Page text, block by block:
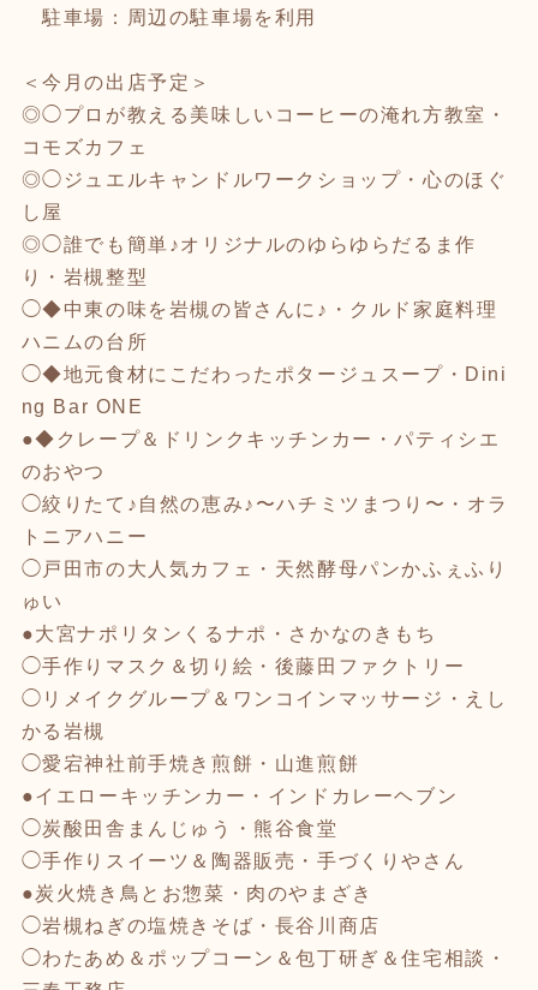
駐車場：周辺の駐車場を利用
＜今月の出店予定＞
◎◯プロが教える美味しいコーヒーの淹れ方教室・
コモズカフェ
◎◯ジュエルキャンドルワークショップ・心のほぐ
し屋
◎◯誰でも簡単♪オリジナルのゆらゆらだるま作
り・岩槻整型
◯◆中東の味を岩槻の皆さんに♪・クルド家庭料理
ハニムの台所
◯◆地元食材にこだわったポタージュスープ・Dini
ng Bar ONE
●◆クレープ＆ドリンクキッチンカー・パティシエ
のおやつ
◯絞りたて♪自然の恵み♪〜ハチミツまつり〜・オラ
トニアハニー
◯戸田市の大人気カフェ・天然酵母パンかふぇふり
ゅい
●大宮ナポリタンくるナポ・さかなのきもち
◯手作りマスク＆切り絵・後藤田ファクトリー
◯リメイクグループ＆ワンコインマッサージ・えし
かる岩槻
◯愛宕神社前手焼き煎餅・山進煎餅
●イエローキッチンカー・インドカレーヘブン
◯炭酸田舎まんじゅう・熊谷食堂
◯手作りスイーツ＆陶器販売・手づくりやさん
●炭火焼き鳥とお惣菜・肉のやまざき
◯岩槻ねぎの塩焼きそば・長谷川商店
◯わたあめ＆ポップコーン＆包丁研ぎ＆住宅相談・